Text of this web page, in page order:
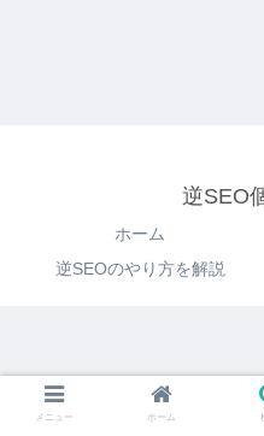
逆SEO
ホーム
逆SEOのやり方を解説
メニュー ホーム